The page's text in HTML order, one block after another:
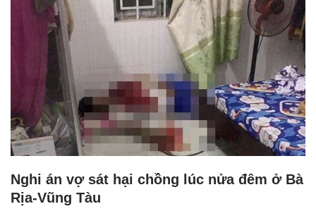
Nghi án vợ sát hại chồng lúc nửa đêm ở Bà
Rịa-Vũng Tàu